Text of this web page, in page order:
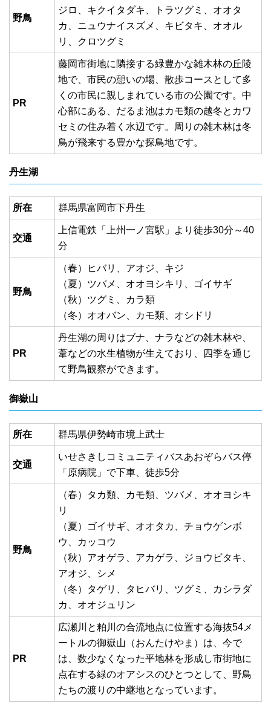
野鳥
ジロ、キクイタダキ、トラツグミ、オオタ
カ、ニュウナイスズメ、キビタキ、オオル
リ、クロツグミ
PR
藤岡市街地に隣接する緑豊かな雑木林の丘陵
地で、市民の憩いの場、散歩コースとして多
くの市民に親しまれている市の公園です。中
心部にある、だるま池はカモ類の越冬とカワ
セミの住み着く水辺です。周りの雑木林は冬
鳥が飛来する豊かな探鳥地です。
丹生湖
所在 群馬県富岡市下丹生
交通
上信電鉄「上州一ノ宮駅」より徒歩30分～40
分
野鳥
（春）ヒバリ、アオジ、キジ
（夏）ツバメ、オオヨシキリ、ゴイサギ
（秋）ツグミ、カラ類
（冬）オオバン、カモ類、オシドリ
PR
丹生湖の周りはブナ、ナラなどの雑木林や、
葦などの水生植物が生えており、四季を通じ
て野鳥観察ができます。
御嶽山
所在 群馬県伊勢崎市境上武士
交通
いせさきしコミュニティバスあおぞらバス停
「原病院」で下車、徒歩5分
野鳥
（春）タカ類、カモ類、ツバメ、オオヨシキ
リ
（夏）ゴイサギ、オオタカ、チョウゲンボ
ウ、カッコウ
（秋）アオゲラ、アカゲラ、ジョウビタキ、
アオジ、シメ
（冬）タゲリ、タヒバリ、ツグミ、カシラダ
カ、オオジュリン
PR
広瀬川と粕川の合流地点に位置する海抜54メ
ートルの御嶽山（おんたけやま）は、今で
は、数少なくなった平地林を形成し市街地に
点在する緑のオアシスのひとつとして、野鳥
たちの渡りの中継地となっています。